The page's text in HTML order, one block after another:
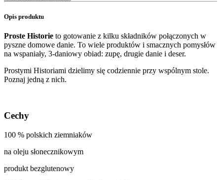
Opis produktu
Proste Historie to gotowanie z kilku składników połączonych w
pyszne domowe danie. To wiele produktów i smacznych pomysłów
na wspaniały, 3-daniowy obiad: zupę, drugie danie i deser.
Prostymi Historiami dzielimy się codziennie przy wspólnym stole.
Poznaj jedną z nich.
Cechy
100 % polskich ziemniaków
na oleju słonecznikowym
produkt bezglutenowy